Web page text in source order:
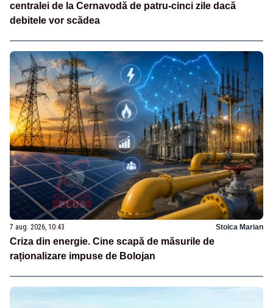
centralei de la Cernavodă de patru-cinci zile dacă
debitele vor scădea
7 aug. 2026, 10:43 Stoica Marian
Criza din energie. Cine scapă de măsurile de
raționalizare impuse de Bolojan